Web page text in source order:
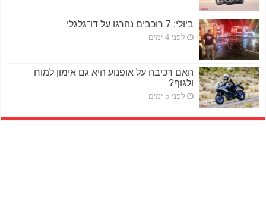
ביולי: 7 רוכבים נהרגו על דו־גלגלי
לפני 4 ימים
האם רכיבה על אופנוע היא גם אימון למוח
ולגוף?
לפני 5 ימים